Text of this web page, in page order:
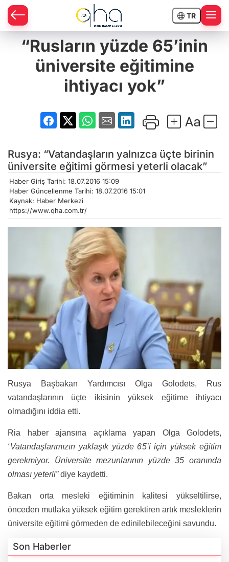
TR
“Rusların yüzde 65’inin
üniversite eğitimine
ihtiyacı yok”
Rusya: “Vatandaşların yalnızca üçte birinin
üniversite eğitimi görmesi yeterli olacak”
Haber Giriş Tarihi: 18.07.2016 15:09
Haber Güncellenme Tarihi: 18.07.2016 15:01
Kaynak: Haber Merkezi
https://www.qha.com.tr/
Rusya Başbakan Yardımcısı Olga Golodets, Rus
vatandaşlarının üçte ikisinin yüksek eğitime ihtiyacı
olmadığını iddia etti.
Ria haber ajansına açıklama yapan Olga Golodets,
“Vatandaşlarımızın yaklaşık yüzde 65’i için yüksek eğitim
gerekmiyor. Üniversite mezunlarının yüzde 35 oranında
olması yeterli”diye kaydetti.
Bakan orta mesleki eğitiminin kalitesi yükseltilirse,
önceden mutlaka yüksek eğitim gerektiren artık mesleklerin
üniversite eğitimi görmeden de edinilebileceğini savundu.
Son Haberler